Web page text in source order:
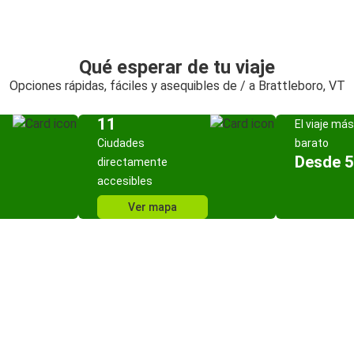
Qué esperar de tu viaje
Opciones rápidas, fáciles y asequibles de / a Brattleboro, VT
11
Ciudades
directamente
accesibles
Ver mapa
El viaje más
barato
Desde